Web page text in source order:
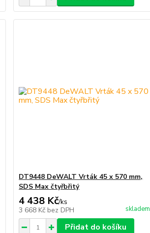
DT9448 DeWALT Vrták 45 x 570 mm,
SDS Max čtyřbřitý
4 438 Kč/ks
3 668 Kč bez DPH skladem
Přidat do košíku